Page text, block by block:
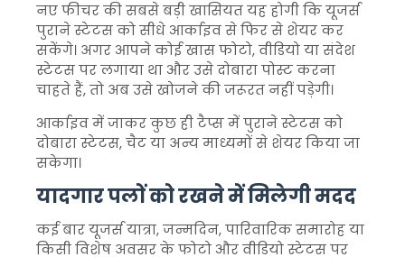
नए फीचर की सबसे बड़ी खासियत यह होगी कि यूजर्स
पुराने स्टेटस को सीधे आर्काइव से फिर से शेयर कर
सकेंगे। अगर आपने कोई खास फोटो, वीडियो या संदेश
स्टेटस पर लगाया था और उसे दोबारा पोस्ट करना
चाहते हैं, तो अब उसे खोजने की जरूरत नहीं पड़ेगी।
आर्काइव में जाकर कुछ ही टैप्स में पुराने स्टेटस को
दोबारा स्टेटस, चैट या अन्य माध्यमों से शेयर किया जा
सकेगा।
यादगार पलों को रखने में मिलेगी मदद
कई बार यूजर्स यात्रा, जन्मदिन, पारिवारिक समारोह या
किसी विशेष अवसर के फोटो और वीडियो स्टेटस पर